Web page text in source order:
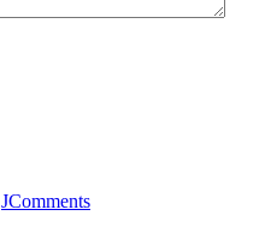
JComments